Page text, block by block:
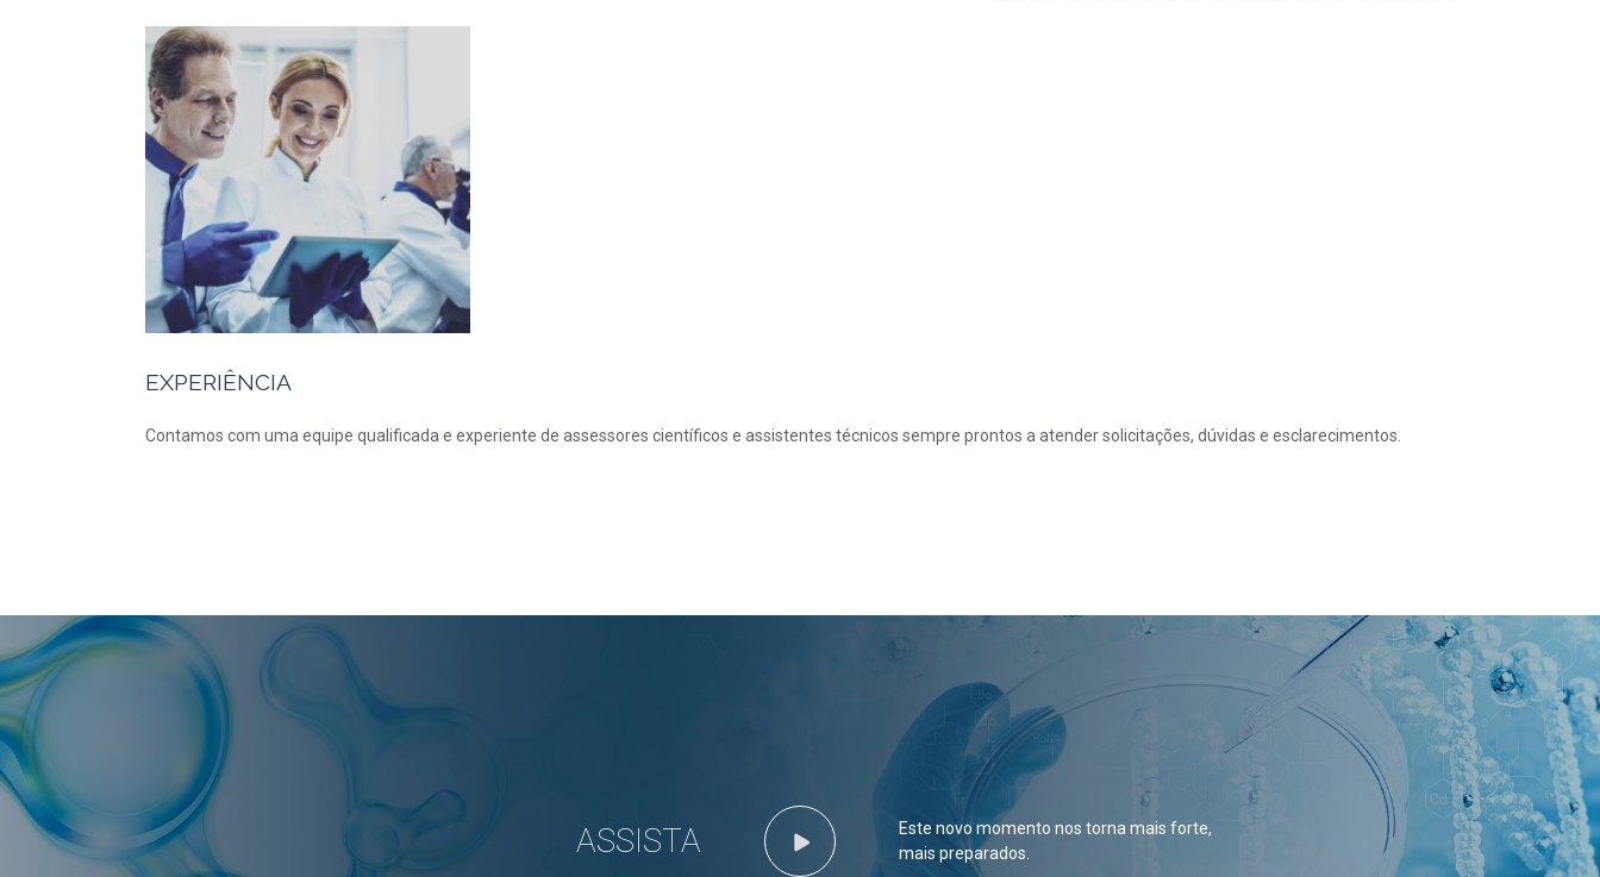
EXPERIÊNCIA
Contamos com uma equipe qualificada e experiente de assessores científicos e assistentes técnicos sempre prontos a atender solicitações, dúvidas e esclarecimentos.
ASSISTA
Este novo momento nos torna mais forte,
mais preparados.